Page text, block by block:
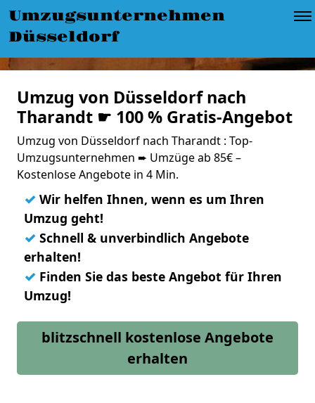
Umzugsunternehmen
Düsseldorf
Umzug von Düsseldorf nach
Tharandt ☛ 100 % Gratis-Angebot
Umzug von Düsseldorf nach Tharandt : Top-
Umzugsunternehmen ➨ Umzüge ab 85€ –
Kostenlose Angebote in 4 Min.
✓ Wir helfen Ihnen, wenn es um Ihren
Umzug geht!
✓ Schnell & unverbindlich Angebote
erhalten!
✓ Finden Sie das beste Angebot für Ihren
Umzug!
blitzschnell kostenlose Angebote
erhalten